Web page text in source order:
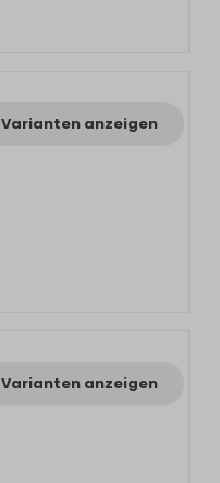
Varianten anzeigen
Varianten anzeigen